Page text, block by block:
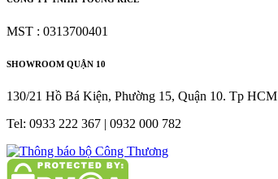
MST : 0313700401
SHOWROOM QUẬN 10
130/21 Hồ Bá Kiện, Phường 15, Quận 10. Tp HCM
Tel: 0933 222 367 | 0932 000 782